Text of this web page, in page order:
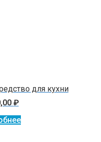
для кухни
₽